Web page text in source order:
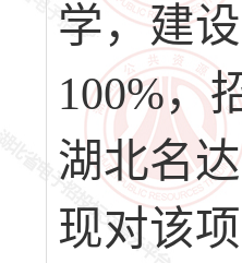
学，建
100%，
湖北名
现对该